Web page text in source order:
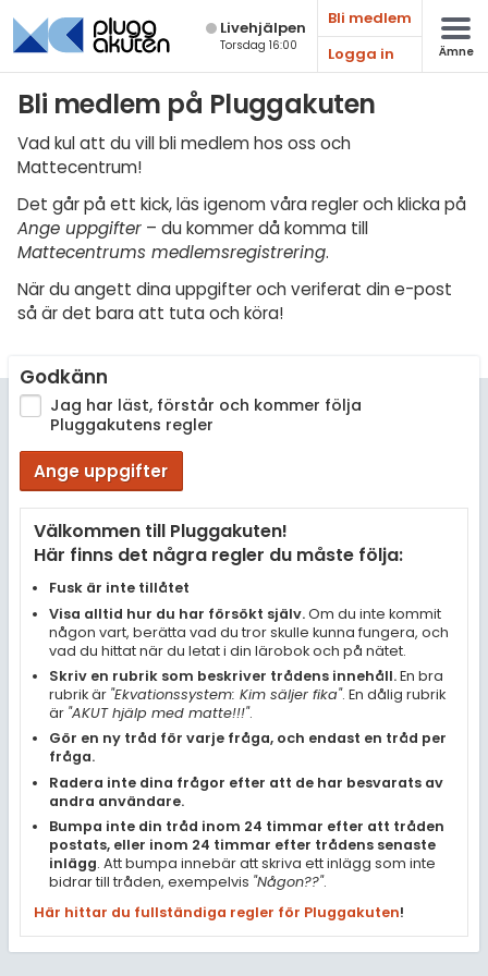
Live­hjälpen
Torsdag 16:00
Bli medlem
Logga in
Ämne
Bli medlem på Pluggakuten
Vad kul att du vill bli medlem hos oss och
Mattecentrum!
Det går på ett kick, läs igenom våra regler och klicka på
Ange uppgifter – du kommer då komma till
Mattecentrums medlemsregistrering.
När du angett dina uppgifter och veriferat din e-post
så är det bara att tuta och köra!
Godkänn
Jag har läst, förstår och kommer följa
Pluggakutens regler
Ange uppgifter
Välkommen till Pluggakuten!
Här finns det några regler du måste följa:
Fusk är inte tillåtet
Visa alltid hur du har försökt själv.Om du inte kommit
någon vart, berätta vad du tror skulle kunna fungera, och
vad du hittat när du letat i din lärobok och på nätet.
Skriv en rubrik som beskriver trådens innehåll.En bra
rubrik är "Ekvationssystem: Kim säljer fika". En dålig rubrik
är "AKUT hjälp med matte!!!".
Gör en ny tråd för varje fråga, och endast en tråd per
fråga.
Radera inte dina frågor efter att de har besvarats av
andra användare.
Bumpa inte din tråd inom 24 timmar efter att tråden
postats, eller inom 24 timmar efter trådens senaste
inlägg. Att bumpa innebär att skriva ett inlägg som inte
bidrar till tråden, exempelvis "Någon??".
Här hittar du fullständiga regler för Pluggakuten!
Matematik
Fysik
Biologi
Teknik & Bygg
Programmering
Engelska
Ekonomi
Övriga diskussioner
Livehjälpen
Regler
För lärare
10 inloggade
Om Pluggakuten